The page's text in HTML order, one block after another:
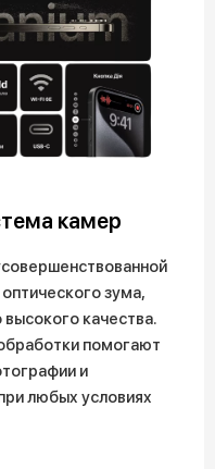
камер
зума,
качества.
помогают
и
любых условиях